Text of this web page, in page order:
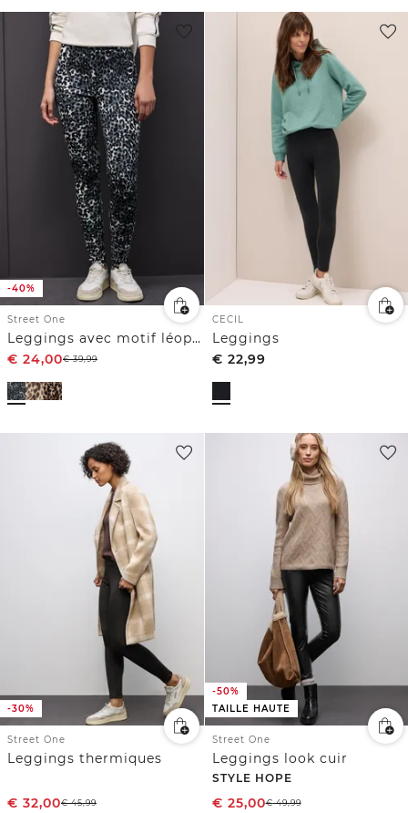
-40%
Street One
Leggings avec motif léopard
€ 24,00€39,99
CECIL
Leggings
€ 22,99
-30%
Street One
Leggings thermiques
€ 32,00€45,99
-50%
TAILLE HAUTE
Street One
Leggings look cuir
STYLE HOPE
€ 25,00€49,99